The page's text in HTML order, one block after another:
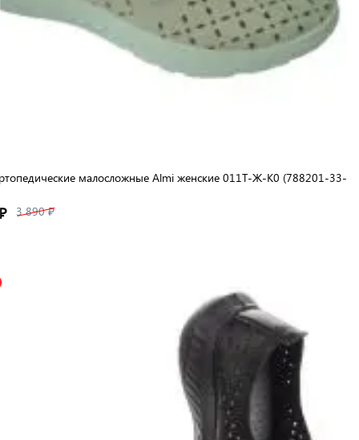
малосложные Almi женские 011Т-Ж-К0 (788201-33-
3 890 ₽